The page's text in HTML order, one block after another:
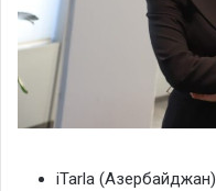
iTarla (Азербайджан)